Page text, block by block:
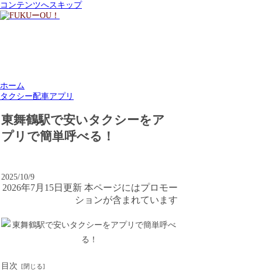
コンテンツへスキップ
ホーム
タクシー配車アプリ
東舞鶴駅で安いタクシーをア
プリで簡単呼べる！
2025/10/9
2026年7月15日更新 本ページにはプロモー
ションが含まれています
目次